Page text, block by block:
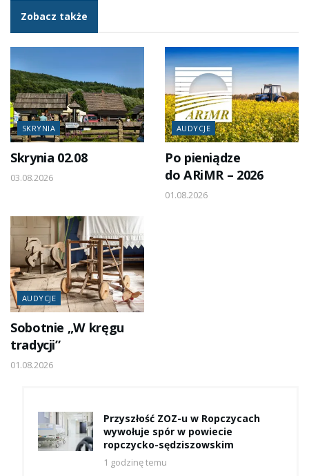
Zobacz także
SKRYNIA
Skrynia 02.08
03.08.2026
AUDYCJE
Po pieniądze
do ARiMR – 2026
01.08.2026
AUDYCJE
Sobotnie „W kręgu
tradycji”
01.08.2026
Przyszłość ZOZ-u w Ropczycach
wywołuje spór w powiecie
ropczycko-sędziszowskim
1 godzinę temu